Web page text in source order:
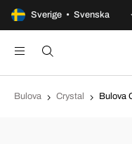
Sverige • Svenska
100 dagars öppet köp
Bulova Crystal